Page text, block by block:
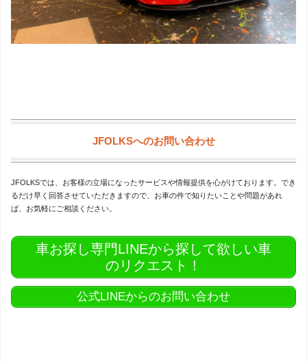
JFOLKSへのお問い合わせ
JFOLKSでは、お客様の立場になったサービスや情報提供を心がけております。でき
るだけ早く回答させていただきますので、お車の件で知りたいことや問題があれ
ば、お気軽にご相談ください。
車お探し専門LINEから探して欲しい車
のリクエスト！
公式LINEからのお問い合わせ